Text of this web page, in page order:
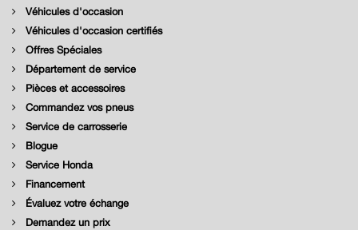
Véhicules d'occasion
Véhicules d'occasion certifiés
Offres Spéciales
Département de service
Pièces et accessoires
Commandez vos pneus
Service de carrosserie
Blogue
Service Honda
Financement
Évaluez votre échange
Demandez un prix